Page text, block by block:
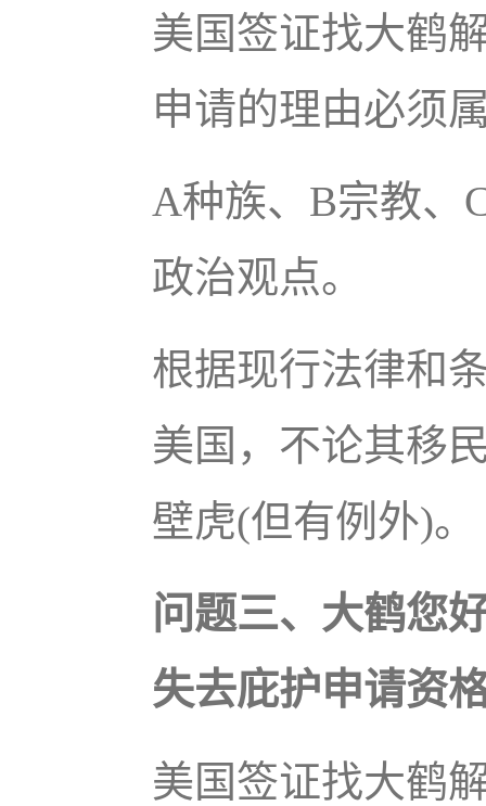
美国签证找大鹤
申请的理由必须
A种族、B宗教、
政治观点。
根据现行法律和
美国，不论其移
壁虎(但有例外)。
问题三、大鹤您
失去庇护申请资
美国签证找大鹤